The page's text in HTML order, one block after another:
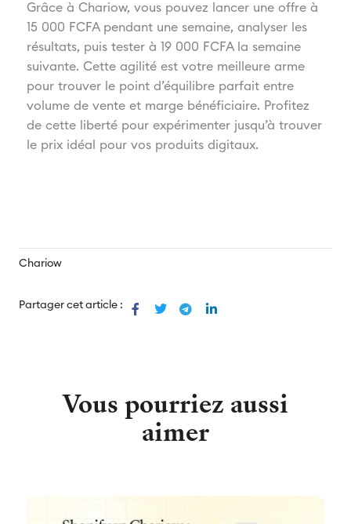
Grâce à Chariow, vous pouvez lancer une offre à
15 000 FCFA pendant une semaine, analyser les
résultats, puis tester à 19 000 FCFA la semaine
suivante. Cette agilité est votre meilleure arme
pour trouver le point d’équilibre parfait entre
volume de vente et marge bénéficiaire. Profitez
de cette liberté pour expérimenter jusqu’à trouver
le prix idéal pour vos produits digitaux.
Chariow
Partager cet article :
Vous pourriez aussi
aimer